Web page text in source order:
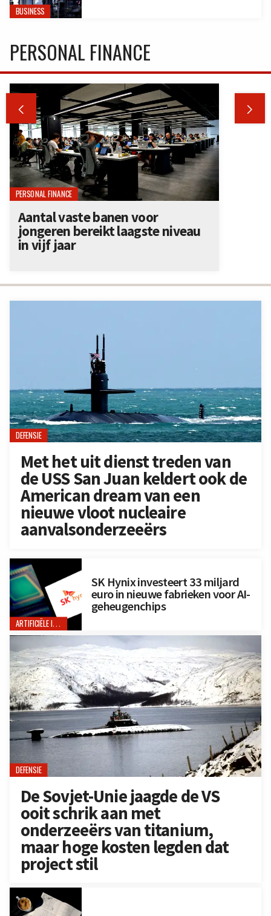
BUSINESS
DEFENSIE
Met het uit dienst treden van
de USS San Juan keldert ook de
American dream van een
nieuwe vloot nucleaire
aanvalsonderzeeërs
ARTIFICIËLE INTELLIGENTIE
SK Hynix investeert 33 miljard
euro in nieuwe fabrieken voor AI-
geheugenchips
DEFENSIE
De Sovjet-Unie jaagde de VS
ooit schrik aan met
onderzeeërs van titanium,
maar hoge kosten legden dat
project stil
PERSONAL FINANCE
 
PERSONAL FINANCE
Aantal vaste banen voor
jongeren bereikt laagste niveau
in vijf jaar